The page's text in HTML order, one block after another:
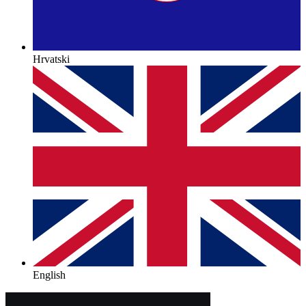
Hrvatski
English